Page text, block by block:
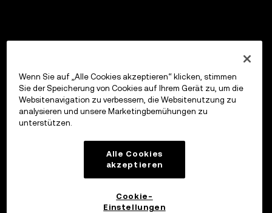
Wenn Sie auf „Alle Cookies akzeptieren“ klicken, stimmen
Sie der Speicherung von Cookies auf Ihrem Gerät zu, um die
Websitenavigation zu verbessern, die Websitenutzung zu
analysieren und unsere Marketingbemühungen zu
unterstützen.
Alle Cookies
akzeptieren
Cookie-
Einstellungen